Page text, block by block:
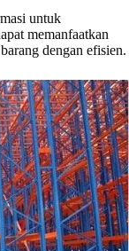
untuk
memanfaatkan
dengan efisien.